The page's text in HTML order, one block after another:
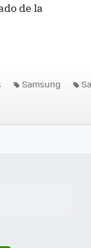
de la
Samsung